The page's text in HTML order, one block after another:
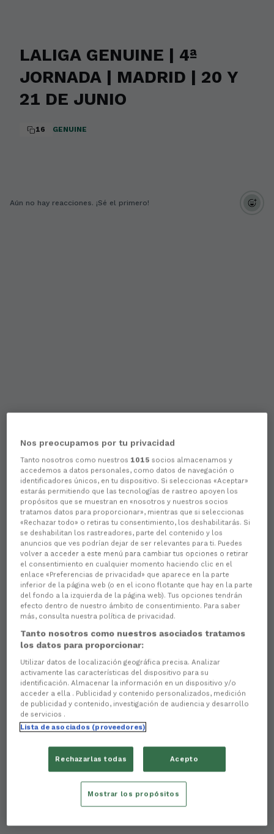
LALIGA GENUINE | 4ª
JORNADA | MADRID | 20 Y
21 DE JUNIO
16 GENUINE
Aún no hay reacciones. ¡Sé el primero!
Nos preocupamos por tu privacidad
Tanto nosotros como nuestros 1015 socios almacenamos y
accedemos a datos personales, como datos de navegación o
identificadores únicos, en tu dispositivo. Si seleccionas «Aceptar»
estarás permitiendo que las tecnologías de rastreo apoyen los
propósitos que se muestran en «nosotros y nuestros socios
tratamos datos para proporcionar», mientras que si seleccionas
«Rechazar todo» o retiras tu consentimiento, los deshabilitarás. Si
se deshabilitan los rastreadores, parte del contenido y los
anuncios que ves podrían dejar de ser relevantes para ti. Puedes
volver a acceder a este menú para cambiar tus opciones o retirar
el consentimiento en cualquier momento haciendo clic en el
enlace «Preferencias de privacidad» que aparece en la parte
inferior de la página web (o en el icono flotante que hay en la parte
del fondo a la izquierda de la página web). Tus opciones tendrán
efecto dentro de nuestro ámbito de consentimiento. Para saber
más, consulta nuestra política de privacidad.
Tanto nosotros como nuestros asociados tratamos
los datos para proporcionar:
Utilizar datos de localización geográfica precisa. Analizar
activamente las características del dispositivo para su
identificación. Almacenar la información en un dispositivo y/o
acceder a ella . Publicidad y contenido personalizados, medición
de publicidad y contenido, investigación de audiencia y desarrollo
de servicios .
Lista de asociados (proveedores)
Rechazarlas todas Acepto
Mostrar los propósitos